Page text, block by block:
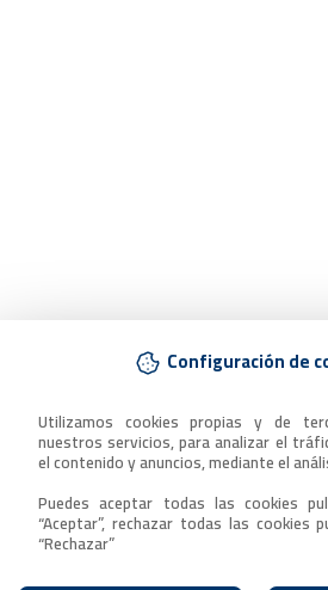
Configuración de
Utilizamos cookies propias y de
nuestros servicios, para analizar el
el contenido y anuncios, mediante el
Puedes aceptar todas las cookies
“Aceptar”, rechazar todas las cookies
“Rechazar”